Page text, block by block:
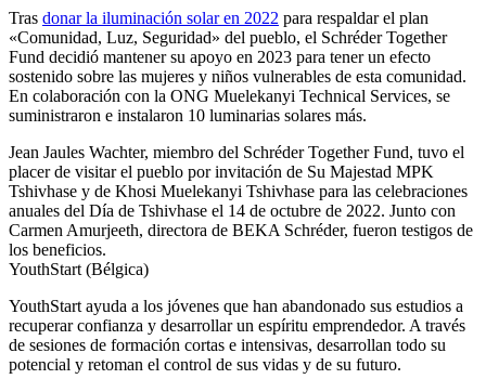
Tras donar la iluminación solar en 2022 para respaldar el plan
«Comunidad, Luz, Seguridad» del pueblo, el Schréder Together
Fund decidió mantener su apoyo en 2023 para tener un efecto
sostenido sobre las mujeres y niños vulnerables de esta comunidad.
En colaboración con la ONG Muelekanyi Technical Services, se
suministraron e instalaron 10 luminarias solares más.
Jean Jaules Wachter, miembro del Schréder Together Fund, tuvo el
placer de visitar el pueblo por invitación de Su Majestad MPK
Tshivhase y de Khosi Muelekanyi Tshivhase para las celebraciones
anuales del Día de Tshivhase el 14 de octubre de 2022. Junto con
Carmen Amurjeeth, directora de BEKA Schréder, fueron testigos de
los beneficios.
YouthStart (Bélgica)
YouthStart ayuda a los jóvenes que han abandonado sus estudios a
recuperar confianza y desarrollar un espíritu emprendedor. A través
de sesiones de formación cortas e intensivas, desarrollan todo su
potencial y retoman el control de sus vidas y de su futuro.